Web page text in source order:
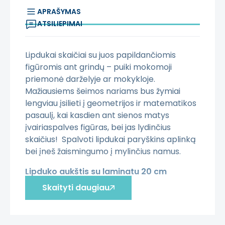
APRAŠYMAS
ATSILIEPIMAI
Lipdukai skaičiai su juos papildančiomis
figūromis ant grindų – puiki mokomoji
priemonė darželyje ar mokykloje.
Mažiausiems šeimos nariams bus žymiai
lengviau įsilieti į geometrijos ir matematikos
pasaulį, kai kasdien ant sienos matys
įvairiaspalves figūras, bei jas lydinčius
skaičius! Spalvoti lipdukai paryškins aplinką
bei įneš žaismingumo į mylinčius namus.
Lipduko aukštis su laminatu 20 cm
Privalumai:
Skaityti daugiau